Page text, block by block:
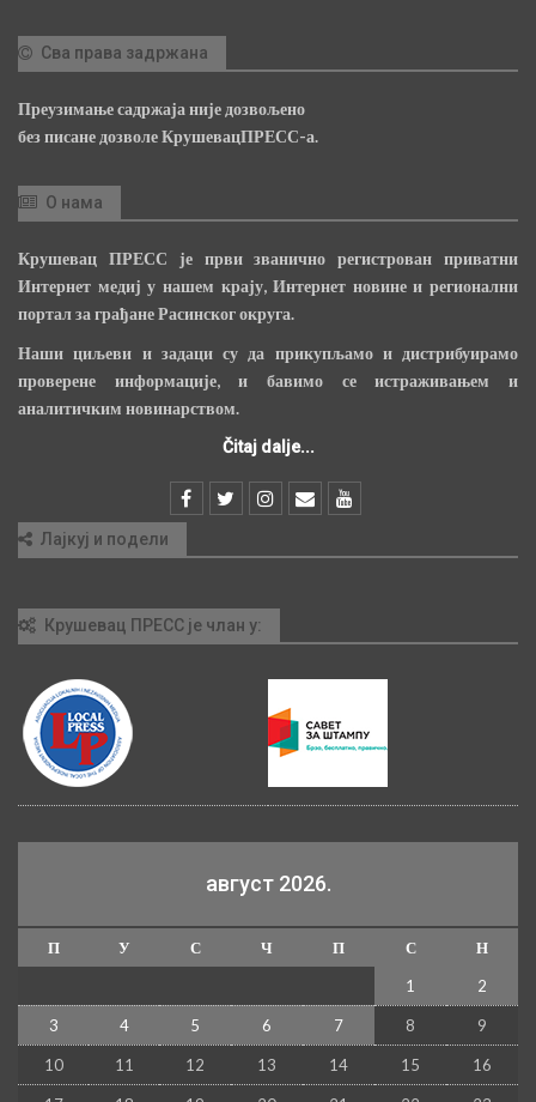
Сва права задржана
Преузимање садржаја није дозвољено
без писане дозволе КрушевацПРЕСС-а.
О нама
Крушевац ПРЕСС је први званично регистрован приватни
Интернет медиј у нашем крају, Интернет новине и регионални
портал за грађане Расинског округа.
Наши циљеви и задаци су да прикупљамо и дистрибуирамо
проверене информације, и бавимо се истраживањем и
аналитичким новинарством.
Čitaj dalje...
Лајкуј и подели
Крушевац ПРЕСС је члан у:
август 2026.
П У С Ч П С
Н
1
2
3 4 5 6 7 8 9
10 11 12 13 14 15 16